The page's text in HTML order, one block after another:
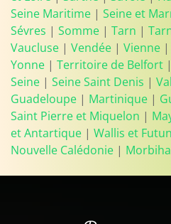
Seine Maritime | Seine et
Sévres | Somme | Tarn |
Vaucluse | Vendée | Vienne |
Yonne | Territoire de Belfort |
Seine | Seine Saint Denis |
Guadeloupe | Martinique |
Saint Pierre et Miquelon |
et Antartique | Wallis et
Nouvelle Calédonie |